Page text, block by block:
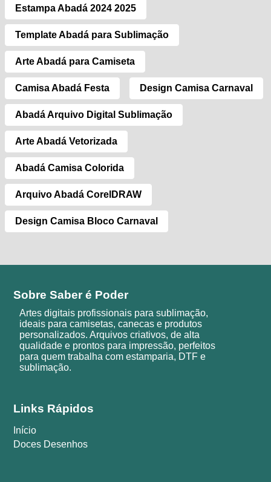
Estampa Abadá 2024 2025
Template Abadá para Sublimação
Arte Abadá para Camiseta
Camisa Abadá Festa Design Camisa Carnaval
Abadá Arquivo Digital Sublimação
Arte Abadá Vetorizada
Abadá Camisa Colorida
Arquivo Abadá CorelDRAW
Design Camisa Bloco Carnaval
Sobre Saber é Poder
Artes digitais profissionais para sublimação,
ideais para camisetas, canecas e produtos
personalizados. Arquivos criativos, de alta
qualidade e prontos para impressão, perfeitos
para quem trabalha com estamparia, DTF e
sublimação.
Links Rápidos
Início
Doces Desenhos